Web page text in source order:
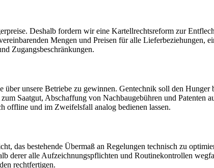
Deshalb fordern wir eine Kartellrechtsreform zur
Mengen und Preisen für alle Lieferbeziehungen,
Zugangsbeschränkungen.
unsere Betriebe zu gewinnen. Gentechnik soll den
Saatgut, Abschaffung von Nachbaugebühren und Patenten
offline und im Zweifelsfall analog bedienen lassen.
das bestehende Übermaß an Regelungen technisch zu
derer alle Aufzeichnungspflichten und Routinekontrollen
rechtfertigen.